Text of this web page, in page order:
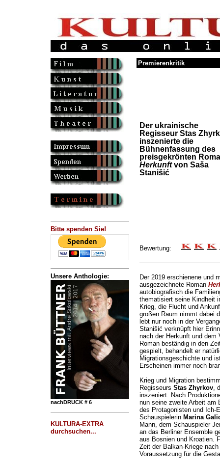
Bitte spenden Sie!
Unsere Anthologie:
nachDRUCK # 6
KULTURA-EXTRA
durchsuchen...
Premierenkritik
Der ukrainische
Regisseur Stas
inszenierte die
Bühnenfassung des
preisgekrönten
Herkunftvon Saša
Stanišić
Bewertung:
Der 2019 erschienene und
ausgezeichnete Roman
autobiografisch die
thematisiert seine Kindheit
Krieg, die Flucht und
großen Raum nimmt dabei
lebt nur noch in der
Stanišić verknüpft hier
nach der Herkunft und dem
Roman beständig in den
gespielt, behandelt er
Migrationsgeschichte und
Erscheinen immer noch
Krieg und Migration
Regisseurs Stas Zhyrkov,
inszeniert. Nach
nun seine zweite Arbeit am
des Protagonisten und Ich-
Schauspielerin Marina
Mann, dem Schauspieler
an das Berliner Ensemble
aus Bosnien und Kroatien.
Zeit der Balkan-Kriege
Voraussetzung für die